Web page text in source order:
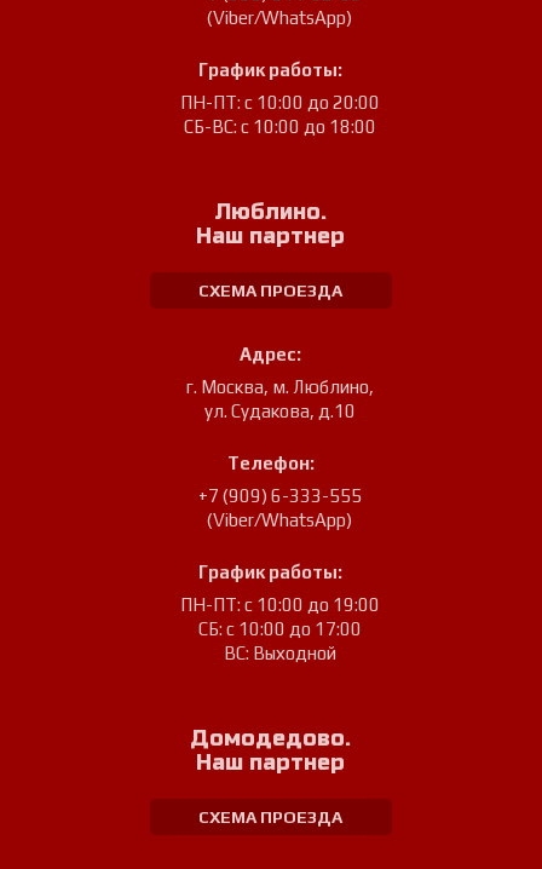
(Viber/WhatsApp)
График работы:
ПН-ПТ: с 10:00 до 20:00
СБ-ВС: с 10:00 до 18:00
Люблино.
Наш партнер
СХЕМА ПРОЕЗДА
Адрес:
г. Москва, м. Люблино,
ул. Судакова, д.10
Телефон:
+7 (909) 6-333-555
(Viber/WhatsApp)
График работы:
ПН-ПТ: с 10:00 до 19:00
СБ: с 10:00 до 17:00
ВС: Выходной
Домодедово.
Наш партнер
СХЕМА ПРОЕЗДА